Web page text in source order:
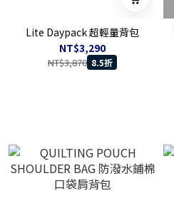
Lite Daypack 超輕量背包
NT$3,290
NT$3,870 8.5折